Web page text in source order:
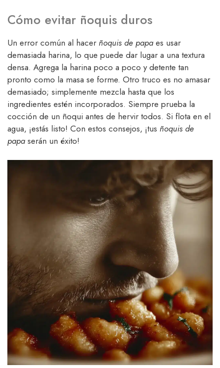
Cómo evitar ñoquis duros
Un error común al hacer ñoquis de papa es usar
demasiada harina, lo que puede dar lugar a una textura
densa. Agrega la harina poco a poco y detente tan
pronto como la masa se forme. Otro truco es no amasar
demasiado; simplemente mezcla hasta que los
ingredientes estén incorporados. Siempre prueba la
cocción de un ñoqui antes de hervir todos. Si flota en el
agua, ¡estás listo! Con estos consejos, ¡tus ñoquis de
papa serán un éxito!